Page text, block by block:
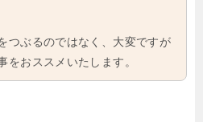
つぶるのではなく、大変ですが
をおススメいたします。